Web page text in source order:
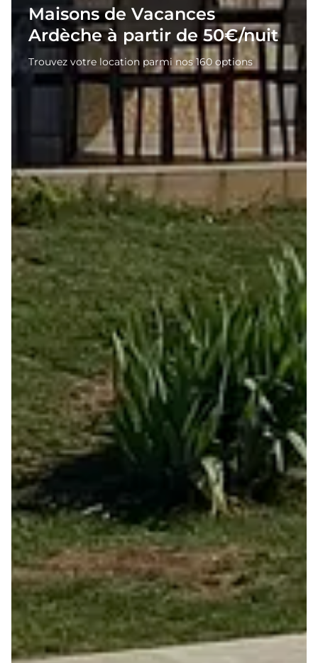
Maisons de Vacances
Ardèche à partir de 50€/nuit
Trouvez votre location parmi nos 160 options